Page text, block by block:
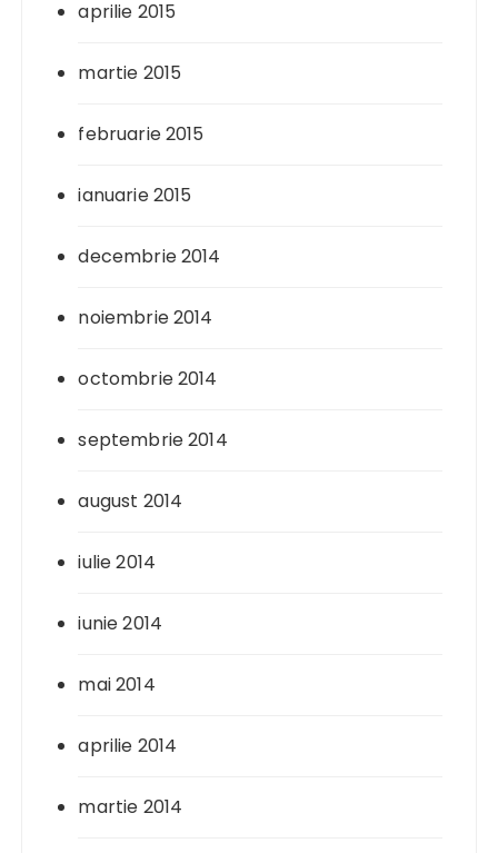
aprilie 2015
martie 2015
februarie 2015
ianuarie 2015
decembrie 2014
noiembrie 2014
octombrie 2014
septembrie 2014
august 2014
iulie 2014
iunie 2014
mai 2014
aprilie 2014
martie 2014